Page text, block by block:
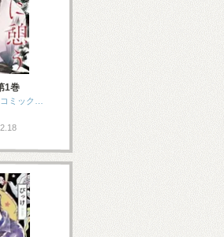
1巻
ミック…